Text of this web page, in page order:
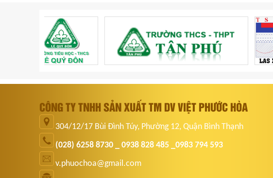
CÔNG TY TNHH SẢN XUẤT TM DV VIỆT PHƯỚC HÒA
304/12/17 Bùi Đình Túy, Phường 12, Quận Bình Thạnh
(028) 6258 8730 _ 0938 828 485 _0983 794 593
v.phuochoa@gmail.com